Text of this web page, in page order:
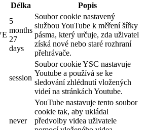
Délka Popis
5
months
27
days
Soubor cookie nastavený
službou YouTube k měření šířky
pásma, který určuje, zda uživatel
získá nové nebo staré rozhraní
přehrávače.
session
Soubor cookie YSC nastavuje
Youtube a používá se ke
sledování zhlédnutí vložených
videí na stránkách Youtube.
never
YouTube nastavuje tento soubor
cookie tak, aby ukládal
předvolby videa uživatele